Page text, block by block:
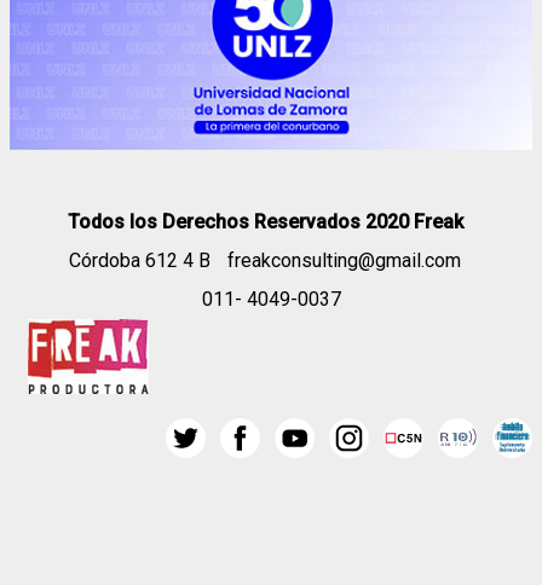
Todos los Derechos Reservados 2020 Freak
Córdoba 612 4 B
freakconsulting@gmail.com
011- 4049-0037